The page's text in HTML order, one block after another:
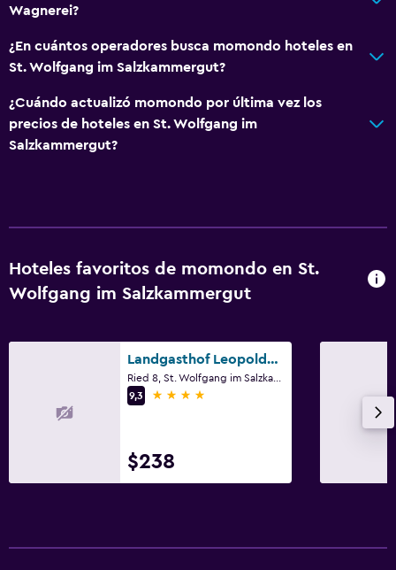
Wagnerei?
¿En cuántos operadores busca momondo hoteles en
St. Wolfgang im Salzkammergut?
¿Cuándo actualizó momondo por última vez los
precios de hoteles en St. Wolfgang im
Salzkammergut?
Hoteles favoritos de momondo en St.
Wolfgang im Salzkammergut
Landgasthof Leopoldhof
9,3
4 estrellas
$238